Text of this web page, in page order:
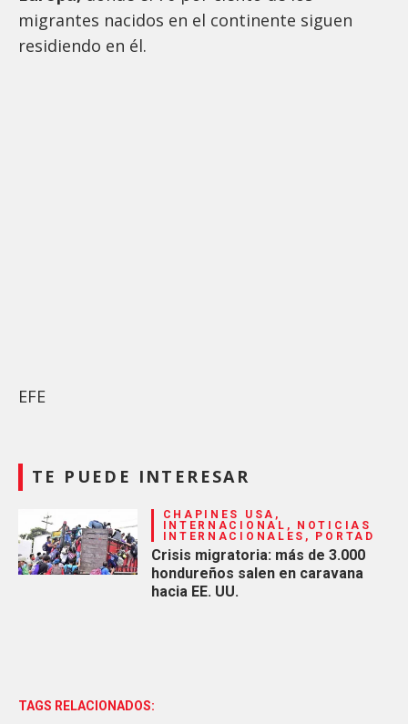
migrantes nacidos en el continente siguen
residiendo en él.
EFE
TE PUEDE INTERESAR
CHAPINES USA,
INTERNACIONAL, NOTICIAS
INTERNACIONALES, PORTAD
Crisis migratoria: más de 3.000
hondureños salen en caravana
hacia EE. UU.
TAGS RELACIONADOS: